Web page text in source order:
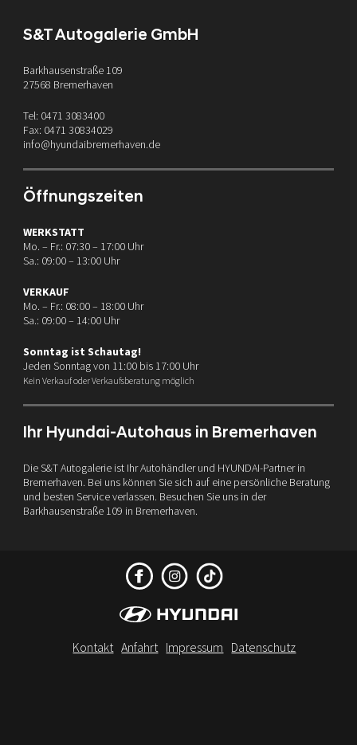
S&T Autogalerie GmbH
Barkhausenstraße 109
27568 Bremerhaven
Tel: 0471 3083400
Fax: 0471 30834029
info@hyundaibremerhaven.de
Öffnungszeiten
WERKSTATT
Mo. – Fr.: 07:30 – 17:00 Uhr
Sa.: 09:00 – 13:00 Uhr
VERKAUF
Mo. – Fr.: 08:00 – 18:00 Uhr
Sa.: 09:00 – 14:00 Uhr
Sonntag ist Schautag!
Jeden Sonntag von 11:00 bis 17:00 Uhr
Kein Verkauf oder Verkaufsberatung möglich
Ihr Hyundai-Autohaus in Bremerhaven
Die S&T Autogalerie ist Ihr Autohändler und HYUNDAI-Partner in
Bremerhaven. Bei uns können Sie sich auf eine persönliche Beratung
und besten Service verlassen. Besuchen Sie uns in der
Barkhausenstraße 109 in Bremerhaven.
Kontakt Anfahrt Impressum Datenschutz